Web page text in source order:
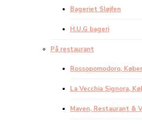
Bageriet Sløjfen
H.U.G bageri
På restaurant
Rossopomodoro,
La Vecchia Signora,
Maven, Restaurant &